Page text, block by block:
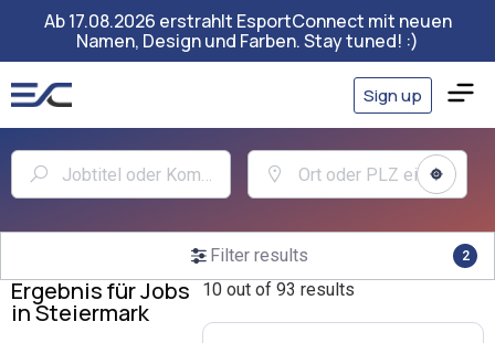
Ab 17.08.2026 erstrahlt EsportConnect mit neuen
Namen, Design und Farben. Stay tuned! :)
Sign up
Filter results 2
Ergebnis für Jobs
in Steiermark
10 out of 93 results